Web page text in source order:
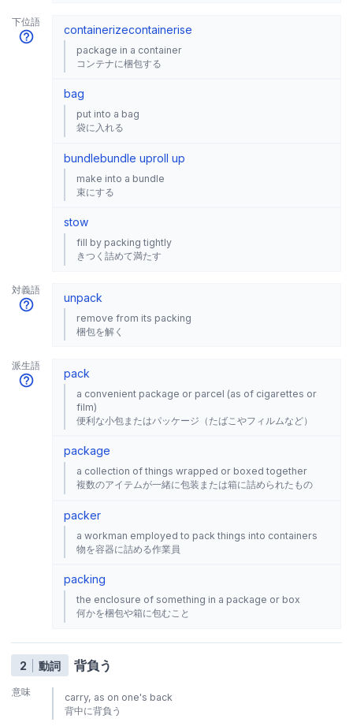
下位語
containerizecontainerise
package in a container
コンテナに梱包する
bag
put into a bag
袋に入れる
bundlebundle uproll up
make into a bundle
束にする
stow
fill by packing tightly
きつく詰めて満たす
対義語
unpack
remove from its packing
梱包を解く
派生語
pack
a convenient package or parcel (as of cigarettes or
film)
便利な小包またはパッケージ（たばこやフィルムなど）
package
a collection of things wrapped or boxed together
複数のアイテムが一緒に包装または箱に詰められたもの
packer
a workman employed to pack things into containers
物を容器に詰める作業員
packing
the enclosure of something in a package or box
何かを梱包や箱に包むこと
2 動詞 背負う
意味
carry, as on one's back
背中に背負う